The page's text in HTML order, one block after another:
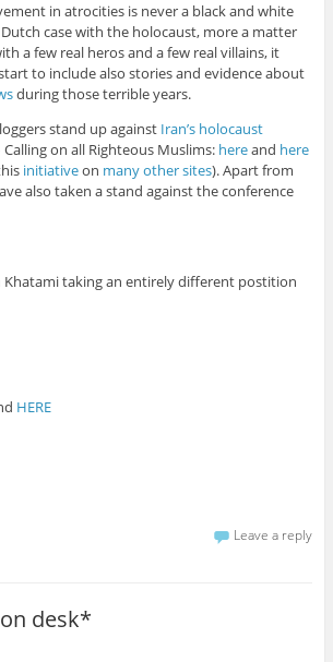
in atrocities is never a black and white
case with the holocaust, more a matter
a few real heros and a few real villains, it
to include also stories and evidence about
during those terrible years.
stand up against Iran’s holocaust
on all Righteous Muslims: hereand here
initiativeon manyothersites). Apart from
also taken a stand against the conference
taking an entirely different postition
HERE
Leave a reply
desk*